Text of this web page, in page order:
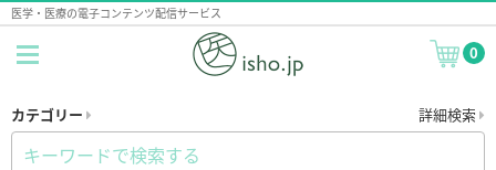
医学・医療の電子コンテンツ配信サービス
0
カテゴリー 詳細検索